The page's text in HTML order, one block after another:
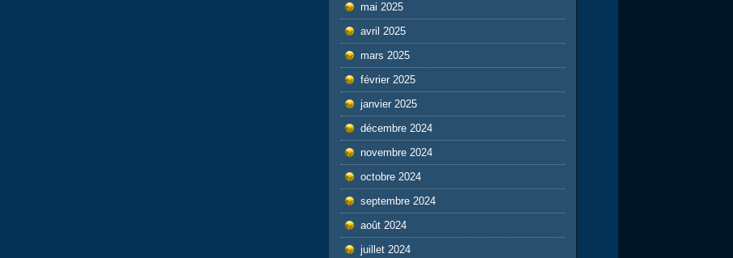
mai 2025
avril 2025
mars 2025
février 2025
janvier 2025
décembre 2024
novembre 2024
octobre 2024
septembre 2024
août 2024
juillet 2024